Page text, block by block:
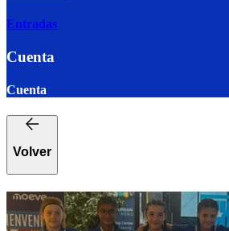
Entradas
Cuenta
Cuenta
Volver